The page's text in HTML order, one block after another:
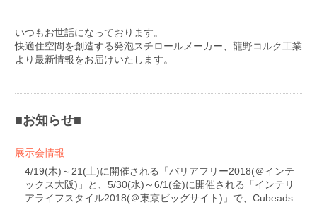
いつもお世話になっております。
快適住空間を創造する発泡スチロールメーカー、龍野コルク工業
より最新情報をお届けいたします。
■お知らせ■
展示会情報
4/19(木)～21(土)に開催される「バリアフリー2018(＠インテ
ックス大阪)」と、5/30(水)～6/1(金)に開催される「インテリ
アライフスタイル2018(＠東京ビッグサイト)」で、Cubeads